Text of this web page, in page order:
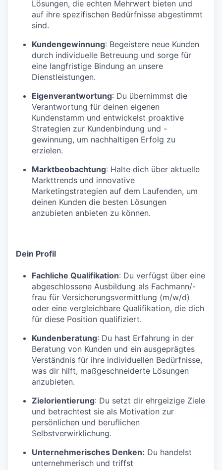
Lösungen, die echten Mehrwert bieten und
auf ihre spezifischen Bedürfnisse abgestimmt
sind.
Kundengewinnung: Begeistere neue Kunden
durch individuelle Betreuung und sorge für
eine langfristige Bindung an unsere
Dienstleistungen.
Eigenverantwortung: Du übernimmst die
Verantwortung für deinen eigenen
Kundenstamm und entwickelst proaktive
Strategien zur Kundenbindung und -
gewinnung, um nachhaltigen Erfolg zu
erzielen.
Marktbeobachtung: Halte dich über aktuelle
Markttrends und innovative
Marketingstrategien auf dem Laufenden, um
deinen Kunden die besten Lösungen
anzubieten anbieten zu können.
Dein Profil
Fachliche Qualifikation: Du verfügst über eine
abgeschlossene Ausbildung als Fachmann/-
frau für Versicherungsvermittlung (m/w/d)
oder eine vergleichbare Qualifikation, die dich
für diese Position qualifiziert.
Kundenberatung: Du hast Erfahrung in der
Beratung von Kunden und ein ausgeprägtes
Verständnis für ihre individuellen Bedürfnisse,
was dir hilft, maßgeschneiderte Lösungen
anzubieten.
Zielorientierung: Du setzt dir ehrgeizige Ziele
und betrachtest sie als Motivation zur
persönlichen und beruflichen
Selbstverwirklichung.
Unternehmerisches Denken: Du handelst
unternehmerisch und triffst